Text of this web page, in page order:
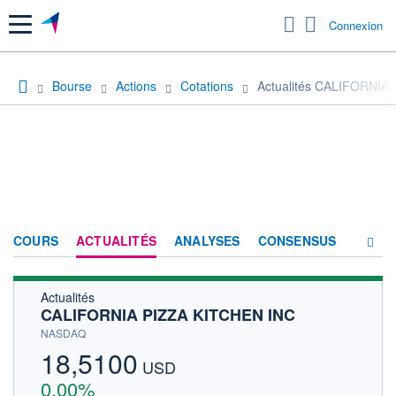
Menu Connexion
Bourse Actions Cotations Actualités CALIFORNIA
COURS ACTUALITÉS ANALYSES CONSENSUS
Actualités
CALIFORNIA PIZZA KITCHEN INC
NASDAQ
18,5100 USD
0,00%